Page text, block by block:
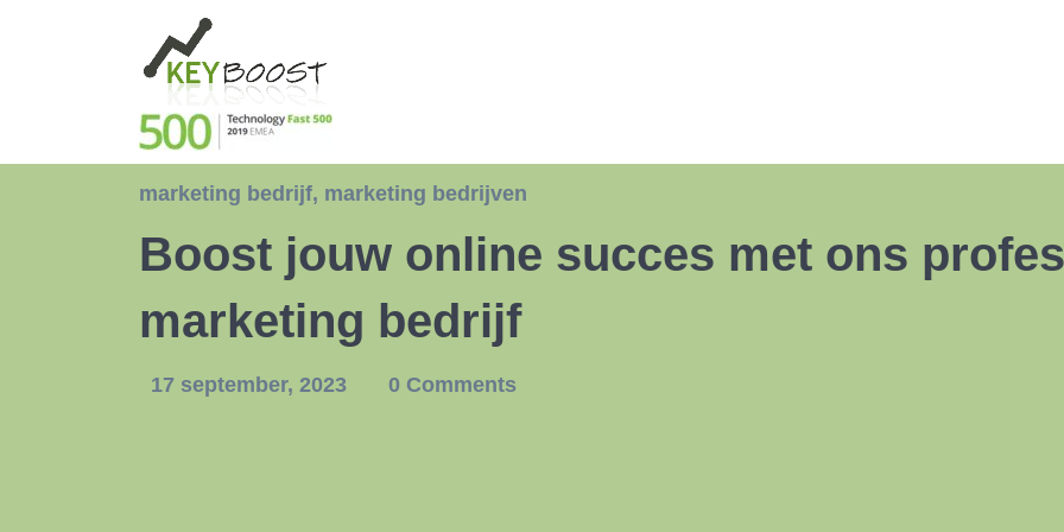
marketing bedrijf, marketing bedrijven
Boost jouw online succes met ons
marketing bedrijf
17 september, 2023 0 Comments